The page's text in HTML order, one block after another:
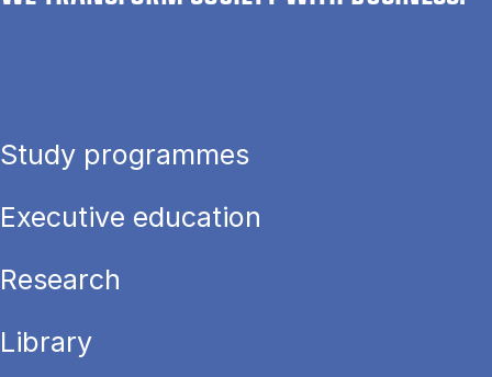
Study programmes
Executive education
Research
Library